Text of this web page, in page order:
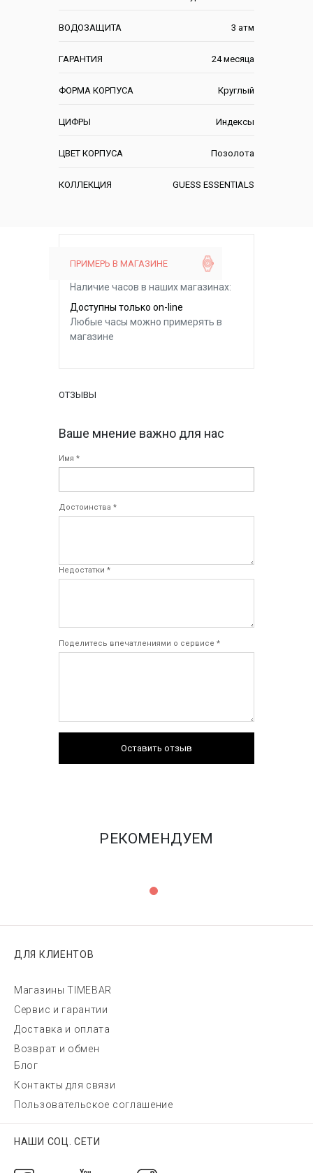
ВОДОЗАЩИТА 3 атм
ГАРАНТИЯ 24 месяца
ФОРМА КОРПУСА Круглый
ЦИФРЫ Индексы
ЦВЕТ КОРПУСА Позолота
КОЛЛЕКЦИЯ GUESS ESSENTIALS
ПРИМЕРЬ В МАГАЗИНЕ
Наличие часов в наших магазинах:
Доступны только on-line
Любые часы можно примерять в
магазине
ОТЗЫВЫ
Ваше мнение важно для нас
Имя *
Достоинства *
Недостатки *
Поделитесь впечатлениями о сервисе *
Оставить отзыв
РЕКОМЕНДУЕМ
ДЛЯ КЛИЕНТОВ
Магазины TIMEBAR
Сервис и гарантии
Доставка и оплата
Возврат и обмен
Блог
Контакты для связи
Пользовательское соглашение
НАШИ СОЦ. СЕТИ